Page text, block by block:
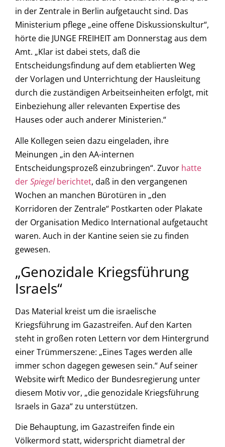
in der Zentrale in Berlin aufgetaucht sind. Das
Ministerium pflege „eine offene Diskussionskultur“,
hörte die JUNGE FREIHEIT am Donnerstag aus dem
Amt. „Klar ist dabei stets, daß die
Entscheidungsfindung auf dem etablierten Weg
der Vorlagen und Unterrichtung der Hausleitung
durch die zuständigen Arbeitseinheiten erfolgt, mit
Einbeziehung aller relevanten Expertise des
Hauses oder auch anderer Ministerien.“
Alle Kollegen seien dazu eingeladen, ihre
Meinungen „in den AA-internen
Entscheidungsprozeß einzubringen“. Zuvor hatte
derSpiegelberichtet, daß in den vergangenen
Wochen an manchen Bürotüren in „den
Korridoren der Zentrale“ Postkarten oder Plakate
der Organisation Medico International aufgetaucht
waren. Auch in der Kantine seien sie zu finden
gewesen.
„Genozidale Kriegsführung
Israels“
Das Material kreist um die israelische
Kriegsführung im Gazastreifen. Auf den Karten
steht in großen roten Lettern vor dem Hintergrund
einer Trümmerszene: „Eines Tages werden alle
immer schon dagegen gewesen sein.“ Auf seiner
Website wirft Medico der Bundesregierung unter
diesem Motiv vor, „die genozidale Kriegsführung
Israels in Gaza“ zu unterstützen.
Die Behauptung, im Gazastreifen finde ein
Völkermord statt, widerspricht diametral der